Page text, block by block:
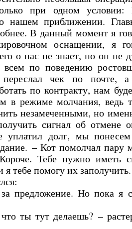
при одном условии:
нашем приближении.
В данный момент я
оснащении, я
о нас не знает, но он не
всем по поведению
чек по почте,
по контракту, нам
в режиме молчания, ведь
незамеченными, но
сигнал об отмене
уплатил долг, мы
– Кот помолчал пару
Тебе нужно иметь
тебе помогу их заполучить.
предложение. Но пока я
ты тут делаешь? –